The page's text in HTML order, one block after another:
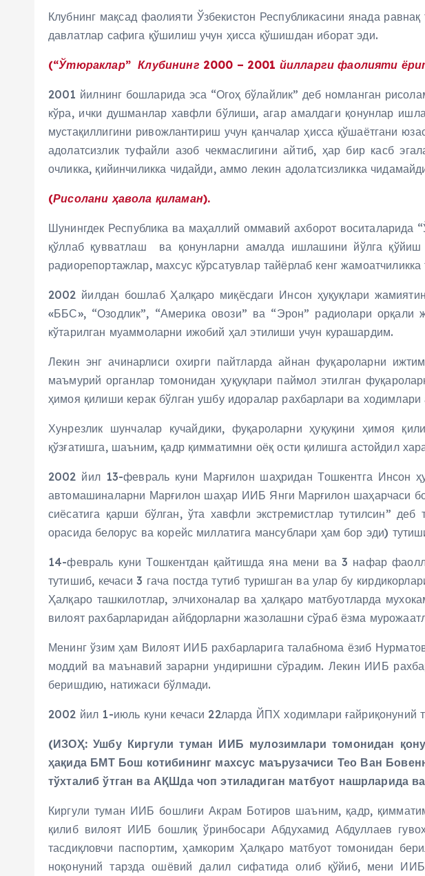
Клубнинг мақсад фаолияти Ўзбекистон Республикасини янада
давлатлар сафига қўшилиш учун ҳисса қўшишдан иборат эди.
(“Ўтюраклар” Клубининг 2000 – 2001 йилларги фаолияти
2001 йилнинг бошларида эса “Огоҳ бўлайлик” деб номланган
кўра, ички душманлар хавфли бўлиши, агар амалдаги қонунлар
мустақиллигини ривожлантириш учун қанчалар ҳисса қўшаётгани
адолатсизлик туфайли азоб чекмаслигини айтиб, ҳар бир касб
очликка, қийинчиликка чидайди, аммо лекин адолатсизликка
(Рисолани ҳавола қиламан).
Шунингдек Республика ва маҳаллий оммавий ахборот воситаларида
қўллаб қувватлаш ва қонунларни амалда ишлашини йўлга
радиорепортажлар, махсус кўрсатувлар тайёрлаб кенг жамоатчиликка
2002 йилдан бошлаб Ҳалқаро миқёсдаги Инсон ҳуқуқлари
«ББС», “Озодлик”, “Америка овози” ва “Эрон” радиолари орқали
кўтарилган муаммоларни ижобий ҳал этилиши учун курашардим.
Лекин энг ачинарлиси охирги пайтларда айнан фуқароларни
маъмурий органлар томонидан ҳуқуқлари паймол этилган
ҳимоя қилиши керак бўлган ушбу идоралар рахбарлари ва
Хунрезлик шунчалар кучайдики, фуқароларни ҳуқуқини ҳимоя
қўзғатишга, шаъним, қадр қимматимни оёқ ости қилишга астойдил
2002 йил 13-февраль куни Марғилон шаҳридан Тошкентга Инсон
автомашиналарни Марғилон шаҳар ИИБ Янги Марғилон шаҳарчаси
сиёсатига қарши бўлган, ўта хавфли экстремистлар тутилсин”
орасида белорус ва корейс миллатига мансублари ҳам бор эди)
14-февраль куни Тошкентдан қайтишда яна мени ва 3 нафар
тутишиб, кечаси 3 гача постда тутиб туришган ва улар бу
Ҳалқаро ташкилотлар, элчихоналар ва ҳалқаро матбуотларда
вилоят рахбарларидан айбдорларни жазолашни сўраб ёзма
Менинг ўзим ҳам Вилоят ИИБ рахбарларига талабнома ёзиб
моддий ва маънавий зарарни ундиришни сўрадим. Лекин ИИБ
беришдию, натижаси бўлмади.
2002 йил 1-июль куни кечаси 22ларда ЙПХ ходимлари ғайриқонуний
(ИЗОҲ: Ушбу Киргули туман ИИБ мулозимлари томонидан
ҳақида БМТ Бош котибининг махсус маърузачиси Тео Ван
тўхталиб ўтган ва АҚШда чоп этиладиган матбуот нашрларида
Киргули туман ИИБ бошлиғи Акрам Ботиров шаъним, қадр,
қилиб вилоят ИИБ бошлиқ ўринбосари Абдухамид Абдуллаев
тасдиқловчи паспортим, ҳамкорим Ҳалқаро матбуот томонидан
ноқонуний тарзда ошёвий далил сифатида олиб қўйиб, мени